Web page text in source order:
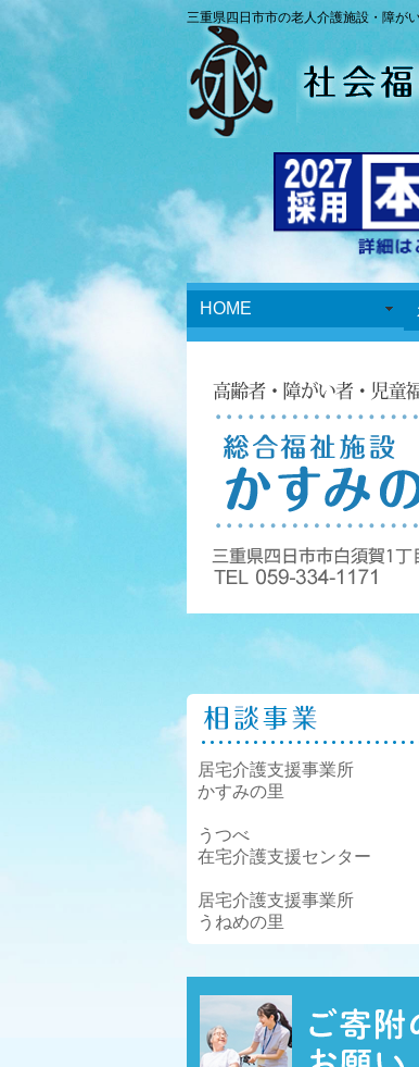
三重県四日市市の老人介護施設・障
HOME
居宅介護支援事業所
かすみの里
うつべ
在宅介護支援センター
居宅介護支援事業所
うねめの里